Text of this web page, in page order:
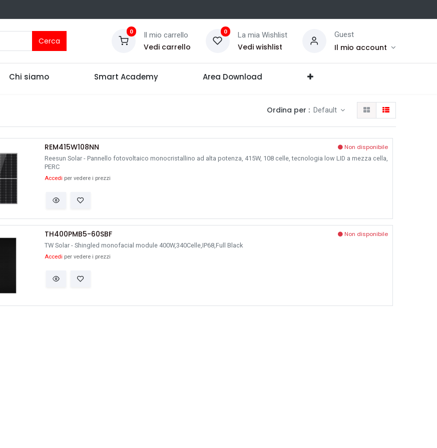
Cerca
0 Il mio carrello
Vedi carrello
0 La mia Wishlist
Vedi wishlist
Guest
Il mio account
Chi siamo Smart Academy Area Download
Ordina per : Default
REM415W108NN Non disponibile
Reesun Solar - Pannello fotovoltaico monocristallino ad alta potenza, 415W, 108 celle, tecnologia low LID a mezza cella,
PERC
Accedi per vedere i prezzi
TH400PMB5-60SBF Non disponibile
TW Solar - Shingled monofacial module 400W,340Celle,IP68,Full Black
Accedi per vedere i prezzi